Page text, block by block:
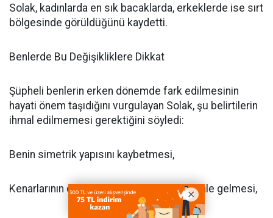
Solak, kadınlarda en sık bacaklarda, erkeklerde ise sırt
bölgesinde görüldüğünü kaydetti.
Benlerde Bu Değişikliklere Dikkat
Şüpheli benlerin erken dönemde fark edilmesinin
hayati önem taşıdığını vurgulayan Solak, şu belirtilerin
ihmal edilmemesi gerektiğini söyledi:
Benin simetrik yapısını kaybetmesi,
Kenarlarının düzensiz ve girintili çıkıntılı hale gelmesi,